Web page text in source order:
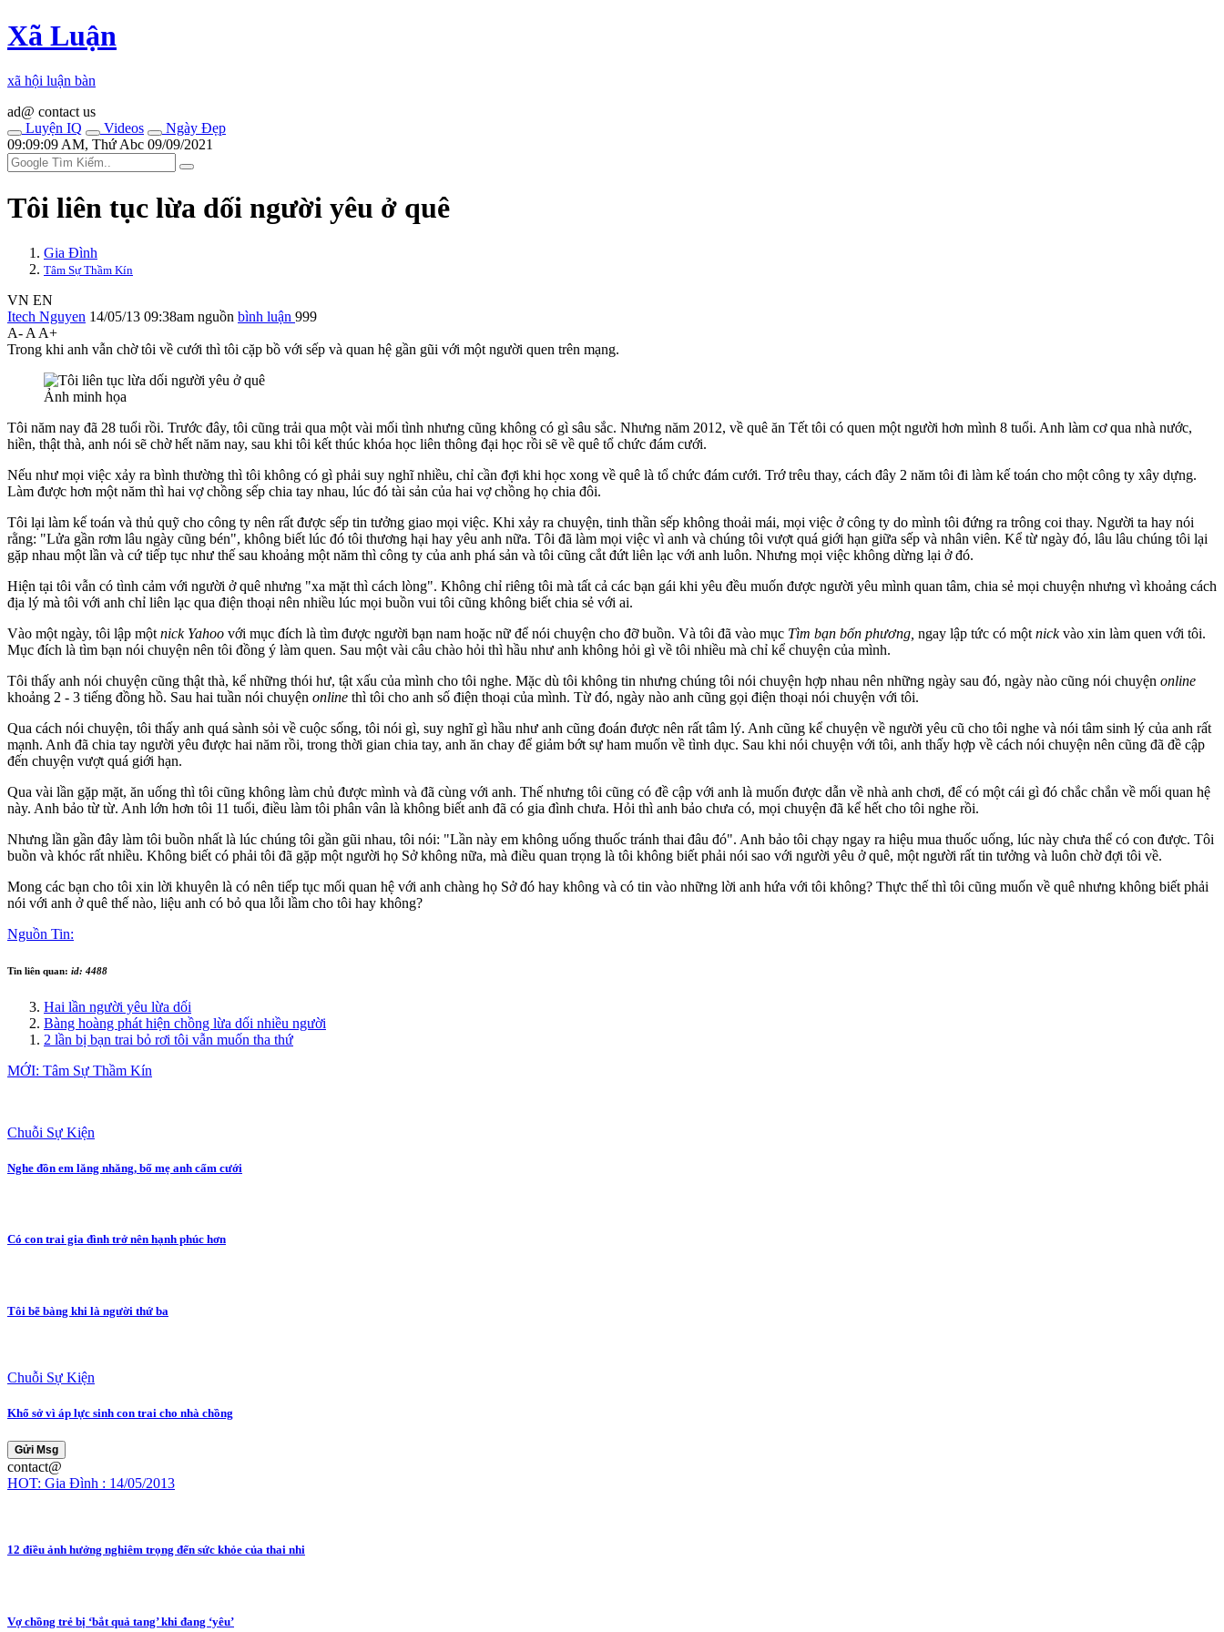
Xã Luận
xã hội luận bàn
ad@ contact us
Luyện IQ
Videos
Ngày Đẹp
09:09:09 AM, Thứ Abc 09/09/2021
Tôi liên tục lừa dối người yêu ở quê
Gia Đình
Tâm Sự Thầm Kín
VN EN
Itech Nguyen 14/05/13 09:38am nguồn bình luận 999
A- A A+
Trong khi anh vẫn chờ tôi về cưới thì tôi cặp bồ với sếp và quan hệ gần gũi với một người quen trên mạng.
Ảnh minh họa
Tôi năm nay đã 28 tuổi rồi. Trước đây, tôi cũng trải qua một vài mối tình nhưng cũng không có gì sâu sắc. Nhưng năm 2012, về quê ăn Tết tôi có quen một người hơn mình 8 tuổi. Anh làm cơ qua nhà nước,
hiền, thật thà, anh nói sẽ chờ hết năm nay, sau khi tôi kết thúc khóa học liên thông đại học rồi sẽ về quê tổ chức đám cưới.
Nếu như mọi việc xảy ra bình thường thì tôi không có gì phải suy nghĩ nhiều, chỉ cần đợi khi học xong về quê là tổ chức đám cưới. Trớ trêu thay, cách đây 2 năm tôi đi làm kế toán cho một công ty xây dựng.
Làm được hơn một năm thì hai vợ chồng sếp chia tay nhau, lúc đó tài sản của hai vợ chồng họ chia đôi.
Tôi lại làm kế toán và thủ quỹ cho công ty nên rất được sếp tin tưởng giao mọi việc. Khi xảy ra chuyện, tinh thần sếp không thoải mái, mọi việc ở công ty do mình tôi đứng ra trông coi thay. Người ta hay nói
rằng: "Lửa gần rơm lâu ngày cũng bén", không biết lúc đó tôi thương hại hay yêu anh nữa. Tôi đã làm mọi việc vì anh và chúng tôi vượt quá giới hạn giữa sếp và nhân viên. Kể từ ngày đó, lâu lâu chúng tôi lại
gặp nhau một lần và cứ tiếp tục như thế sau khoảng một năm thì công ty của anh phá sản và tôi cũng cắt đứt liên lạc với anh luôn. Nhưng mọi việc không dừng lại ở đó.
Hiện tại tôi vẫn có tình cảm với người ở quê nhưng "xa mặt thì cách lòng". Không chỉ riêng tôi mà tất cả các bạn gái khi yêu đều muốn được người yêu mình quan tâm, chia sẻ mọi chuyện nhưng vì khoảng cách
địa lý mà tôi với anh chỉ liên lạc qua điện thoại nên nhiều lúc mọi buồn vui tôi cũng không biết chia sẻ với ai.
Vào một ngày, tôi lập một nick Yahoo với mục đích là tìm được người bạn nam hoặc nữ để nói chuyện cho đỡ buồn. Và tôi đã vào mục Tìm bạn bốn phương, ngay lập tức có một nickvào xin làm quen với tôi.
Mục đích là tìm bạn nói chuyện nên tôi đồng ý làm quen. Sau một vài câu chào hỏi thì hầu như anh không hỏi gì về tôi nhiều mà chỉ kể chuyện của mình.
Tôi thấy anh nói chuyện cũng thật thà, kể những thói hư, tật xấu của mình cho tôi nghe. Mặc dù tôi không tin nhưng chúng tôi nói chuyện hợp nhau nên những ngày sau đó, ngày nào cũng nói chuyện online
khoảng 2 - 3 tiếng đồng hồ. Sau hai tuần nói chuyện online thì tôi cho anh số điện thoại của mình. Từ đó, ngày nào anh cũng gọi điện thoại nói chuyện với tôi.
Qua cách nói chuyện, tôi thấy anh quá sành sỏi về cuộc sống, tôi nói gì, suy nghĩ gì hầu như anh cũng đoán được nên rất tâm lý. Anh cũng kể chuyện về người yêu cũ cho tôi nghe và nói tâm sin‌ּh l‌ּý của anh rất
mạnh. Anh đã chia tay người yêu được hai năm rồi, trong thời gian chia tay, anh ăn chay để giảm bớt sự ham muốn về tìn‌ּh dụ‌ּc. Sau khi nói chuyện với tôi, anh thấy hợp về cách nói chuyện nên cũng đã đề cập
đến chuyện vượt quá giới hạn.
Qua vài lần gặp mặt, ăn uống thì tôi cũng không làm chủ được mình và đã cùng với anh. Thế nhưng tôi cũng có đề cập với anh là muốn được dẫn về nhà anh chơi, để có một cái gì đó chắc chắn về mối quan hệ
này. Anh bảo từ từ. Anh lớn hơn tôi 11 tuổi, điều làm tôi phân vân là không biết anh đã có gia đình chưa. Hỏi thì anh bảo chưa có, mọi chuyện đã kể hết cho tôi nghe rồi.
Nhưng lần gần đây làm tôi buồn nhất là lúc chúng tôi gần gũi nhau, tôi nói: "Lần này em không uống thuốc tránh thai đâu đó". Anh bảo tôi chạy ngay ra hiệu mua thuốc uống, lúc này chưa thể có con được. Tôi
buồn và khóc rất nhiều. Không biết có phải tôi đã gặp một người họ Sở không nữa, mà điều quan trọng là tôi không biết phải nói sao với người yêu ở quê, một người rất tin tưởng và luôn chờ đợi tôi về.
Mong các bạn cho tôi xin lời khuyên là có nên tiếp tục mối quan hệ với anh chàng họ Sở đó hay không và có tin vào những lời anh hứa với tôi không? Thực thế thì tôi cũng muốn về quê nhưng không biết phải
nói với anh ở quê thế nào, liệu anh có bỏ qua lỗi lầm cho tôi hay không?
Nguồn Tin:
Tin liên quan: id: 4488
Hai lần người yêu lừa dối
Bàng hoàng phát hiện chồng lừa dối nhiều người
2 lần bị bạn trai bỏ rơi tôi vẫn muốn tha thứ
MỚI: Tâm Sự Thầm Kín
Chuỗi Sự Kiện
Nghe đồn em lăng nhăng, bố mẹ anh cấm cưới
Có con trai gia đình trở nên hạnh phúc hơn
Tôi bẽ bàng khi là người thứ ba
Chuỗi Sự Kiện
Khổ sở vì áp lực sinh con trai cho nhà chồng
Gửi Msg
contact@
HOT: Gia Đình : 14/05/2013
12 điều ảnh hưởng nghiêm trọng đến sức khỏe của thai nhi
Vợ chồng trẻ bị ‘bắt quả tang’ khi đang ‘yêu’